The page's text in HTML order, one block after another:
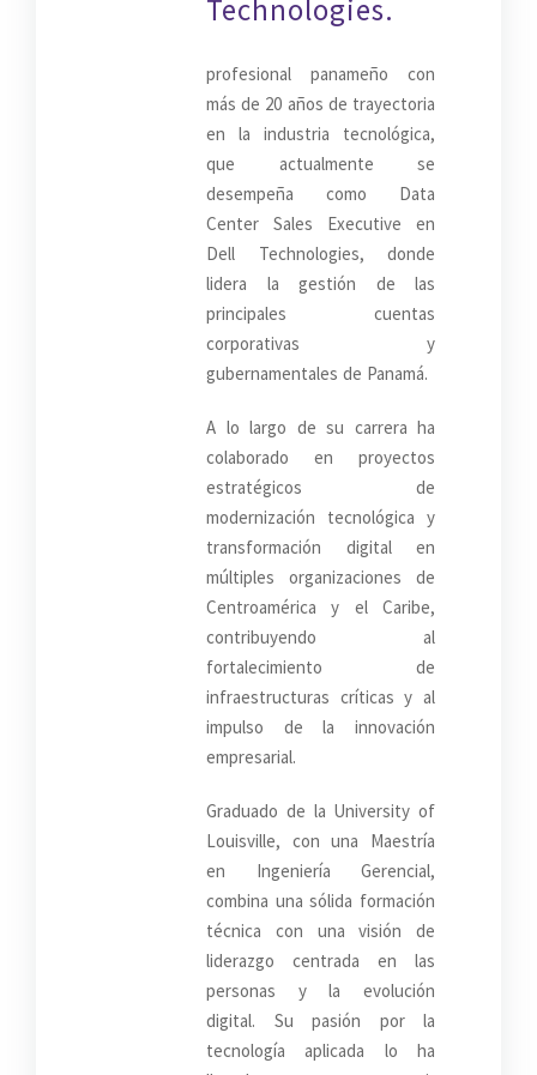
Technologies.
profesional panameño con
más de 20 años de trayectoria
en la industria tecnológica,
que actualmente se
desempeña como Data
Center Sales Executive en
Dell Technologies, donde
lidera la gestión de las
principales cuentas
corporativas y
gubernamentales de Panamá.
A lo largo de su carrera ha
colaborado en proyectos
estratégicos de
modernización tecnológica y
transformación digital en
múltiples organizaciones de
Centroamérica y el Caribe,
contribuyendo al
fortalecimiento de
infraestructuras críticas y al
impulso de la innovación
empresarial.
Graduado de la University of
Louisville, con una Maestría
en Ingeniería Gerencial,
combina una sólida formación
técnica con una visión de
liderazgo centrada en las
personas y la evolución
digital. Su pasión por la
tecnología aplicada lo ha